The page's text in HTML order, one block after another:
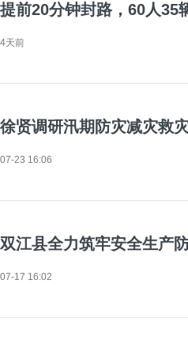
提前20分钟封路，60人35
4天前
徐贤调研汛期防灾减灾救
07-23 16:06
双江县全力筑牢安全生产
07-17 16:02